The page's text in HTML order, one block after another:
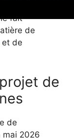
fait
de
et de
de
de
mai 2026